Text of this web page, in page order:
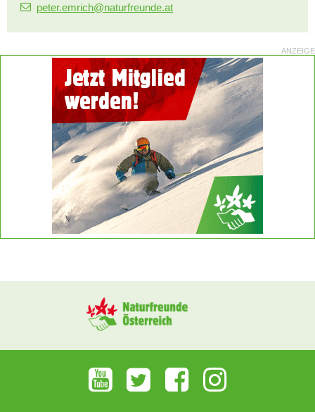
peter.emrich@naturfreunde.at
ANZEIGE